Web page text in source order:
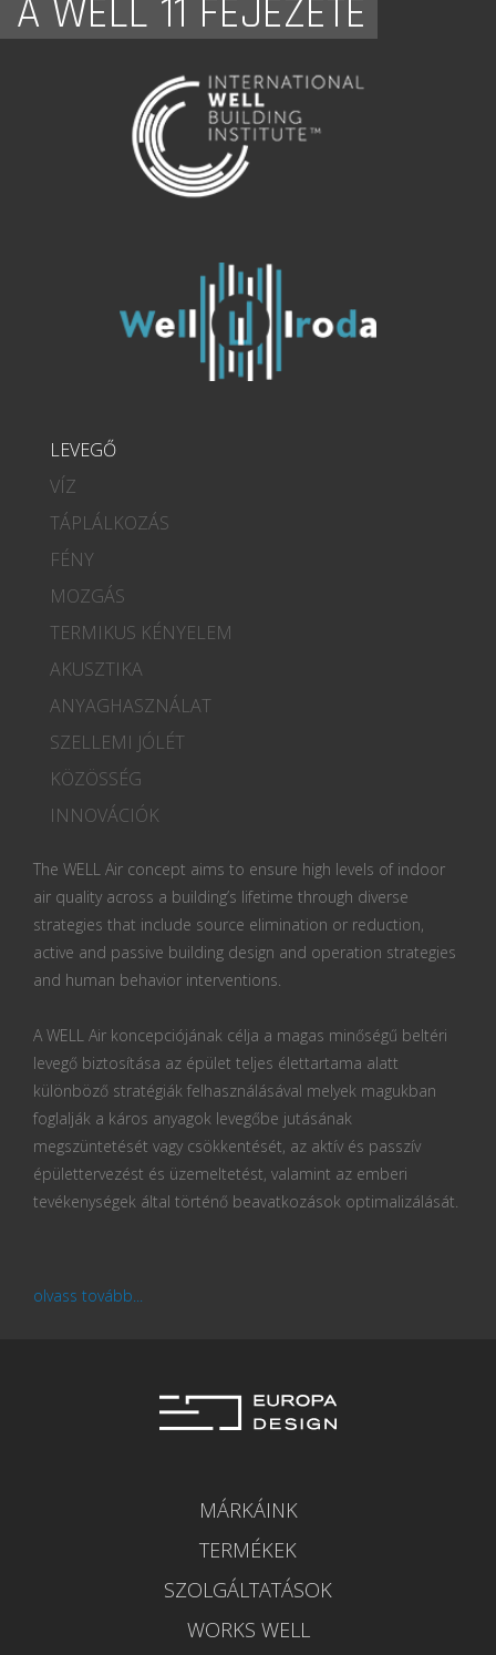
A WELL 11 FEJEZETE
LEVEGŐ
VÍZ
TÁPLÁLKOZÁS
FÉNY
MOZGÁS
TERMIKUS KÉNYELEM
AKUSZTIKA
ANYAGHASZNÁLAT
SZELLEMI JÓLÉT
KÖZÖSSÉG
INNOVÁCIÓK
The WELL Air concept aims to ensure high levels of indoor
air quality across a building’s lifetime through diverse
strategies that include source elimination or reduction,
active and passive building design and operation strategies
and human behavior interventions.
A WELL Air koncepciójának célja a magas minőségű beltéri
levegő biztosítása az épület teljes élettartama alatt
különböző stratégiák felhasználásával melyek magukban
foglalják a káros anyagok levegőbe jutásának
megszüntetését vagy csökkentését, az aktív és passzív
épülettervezést és üzemeltetést, valamint az emberi
tevékenységek által történő beavatkozások optimalizálását.
olvass tovább...
MÁRKÁINK
TERMÉKEK
SZOLGÁLTATÁSOK
WORKS WELL